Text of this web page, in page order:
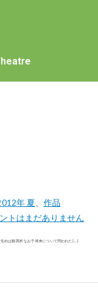
年 夏
作品
トはまだありません
めば都 西村 なお子 将来について問われた […]